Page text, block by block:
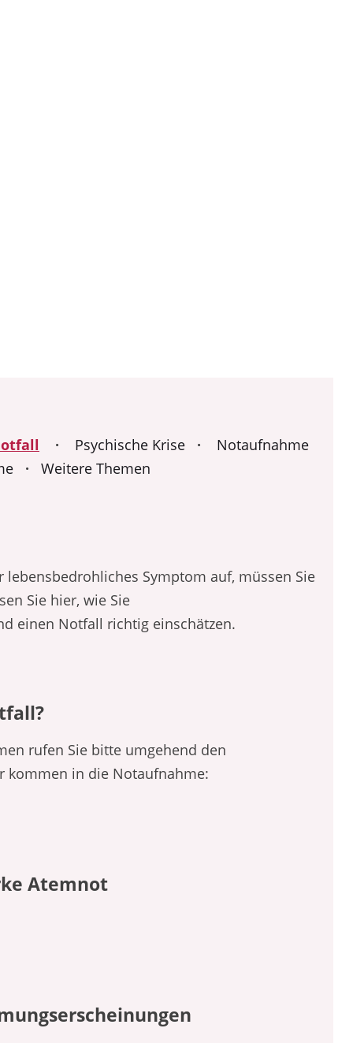
· Psychische Krise ·
Notaufnahme
· Weitere Themen
lebensbedrohliches Symptom auf, müssen Sie
Sie hier, wie Sie
einen Notfall richtig einschätzen.
rufen Sie bitte umgehend den
kommen in die Notaufnahme:
Atemnot